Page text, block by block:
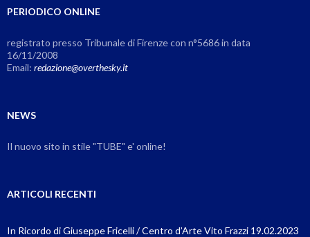
PERIODICO ONLINE
registrato presso Tribunale di Firenze con n°5686 in data
16/11/2008
Email: redazione@overthesky.it
NEWS
Il nuovo sito in stile "TUBE" e' online!
ARTICOLI RECENTI
In Ricordo di Giuseppe Fricelli / Centro d’Arte Vito Frazzi 19.02.2023